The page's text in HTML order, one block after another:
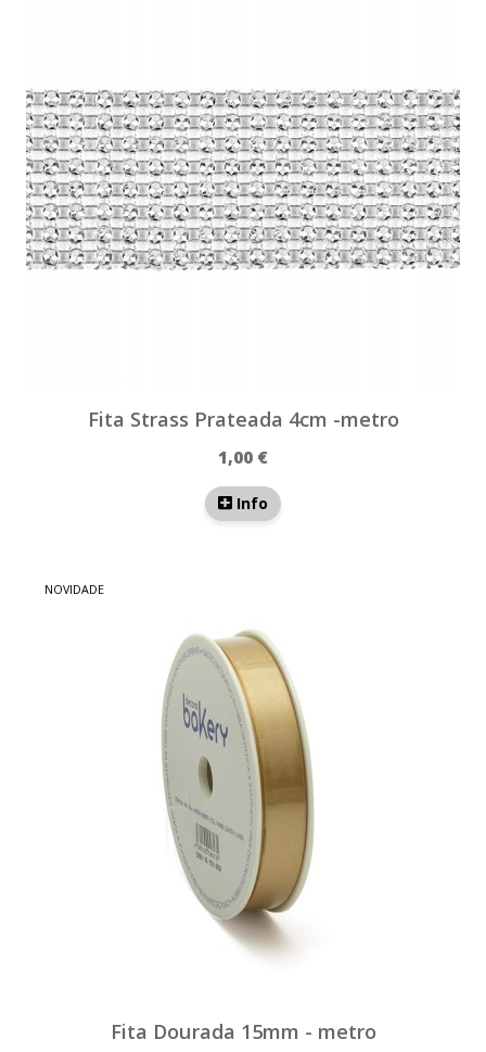
Fita Strass Prateada 4cm -metro
1,00 €
Info
NOVIDADE
Fita Dourada 15mm - metro